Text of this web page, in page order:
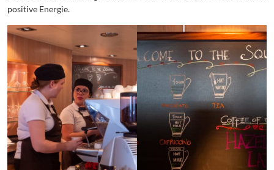
positive Energie.